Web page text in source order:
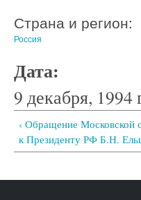
Страна и регион:
Россия
Дата:
9 декабря, 1994
‹ Обращение Московской
к Президенту РФ Б.Н.